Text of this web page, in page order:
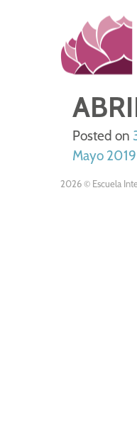
Posted on
DE
Mayo 2019
2026 © Escuela